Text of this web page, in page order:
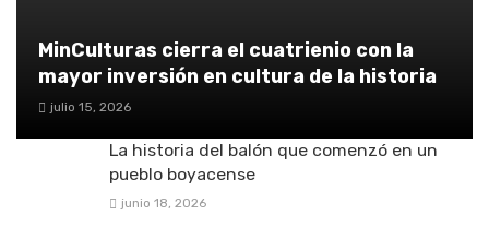
MinCulturas cierra el cuatrienio con la
mayor inversión en cultura de la historia
julio 15, 2026
La historia del balón que comenzó en un
pueblo boyacense
junio 18, 2026